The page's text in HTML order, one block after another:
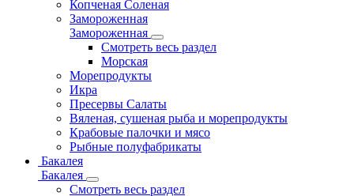
Копченая Соленая
Замороженная
Замороженная
Смотреть весь раздел
Морская
Морепродукты
Икра
Пресервы Салаты
Вяленая, сушеная рыба и морепродукты
Крабовые палочки и мясо
Рыбные полуфабрикаты
Бакалея
Бакалея
Смотреть весь раздел